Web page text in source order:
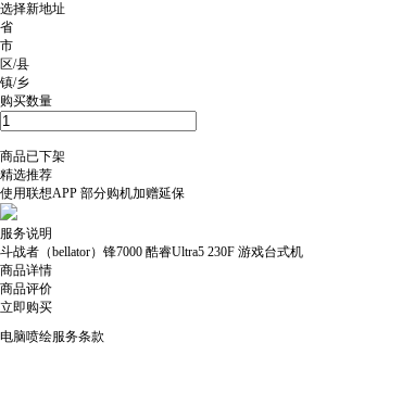
选择新地址
省
市
区/县
镇/乡
购买数量
商品已下架
精选推荐
使用联想APP 部分购机加赠延保
服务说明
斗战者（bellator）锋7000 酷睿Ultra5 230F 游戏台式机
商品详情
商品评价
立即购买
电脑喷绘服务条款